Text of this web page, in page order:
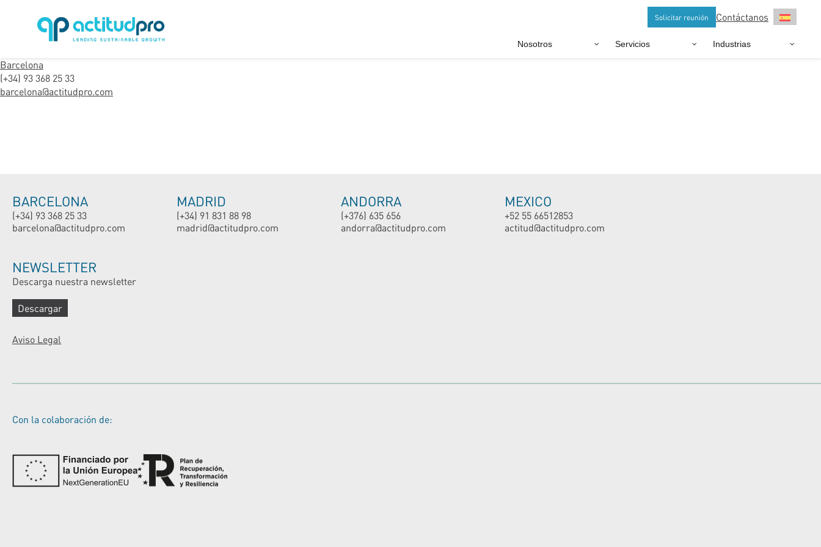
Solicitar reunión Contáctanos
Nosotros Servicios Industrias
Barcelona
(+34) 93 368 25 33
barcelona@actitudpro.com
BARCELONA
(+34) 93 368 25 33
barcelona@actitudpro.com
MADRID
(+34) 91 831 88 98
madrid@actitudpro.com
ANDORRA
(+376) 635 656
andorra@actitudpro.com
MEXICO
+52 55 66512853
actitud@actitudpro.com
NEWSLETTER
Descarga nuestra newsletter
Descargar
Aviso Legal
Con la colaboración de: